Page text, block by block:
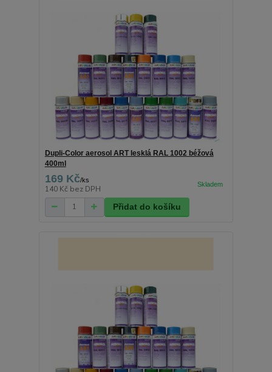
Dupli-Color aerosol ART lesklá RAL 1002 béžová
400ml
169 Kč/ks
140 Kč bez DPH
Přidat do košíku